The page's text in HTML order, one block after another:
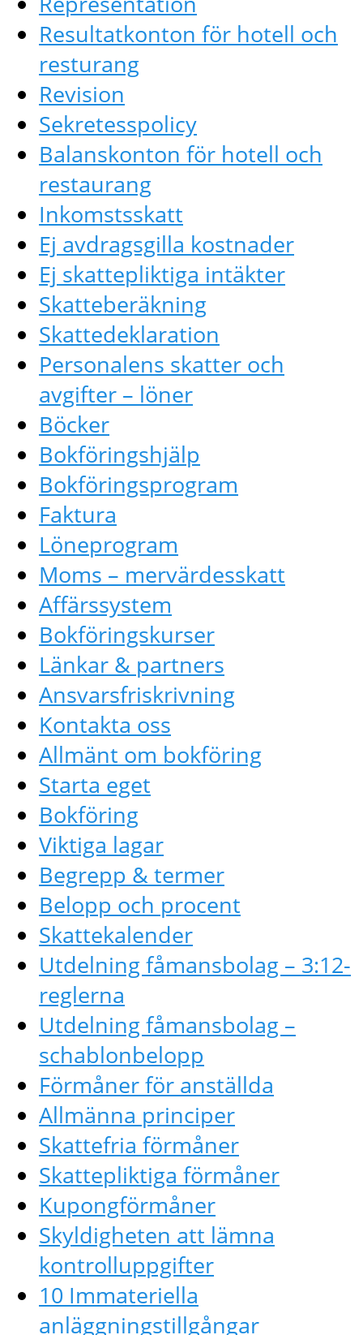
Resultatkonton för hotell och
resturang
Revision
Sekretesspolicy
Balanskonton för hotell och
restaurang
Inkomstsskatt
Ej avdragsgilla kostnader
Ej skattepliktiga intäkter
Skatteberäkning
Skattedeklaration
Personalens skatter och
avgifter – löner
Böcker
Bokföringshjälp
Bokföringsprogram
Faktura
Löneprogram
Moms – mervärdesskatt
Affärssystem
Bokföringskurser
Länkar & partners
Ansvarsfriskrivning
Kontakta oss
Allmänt om bokföring
Starta eget
Bokföring
Viktiga lagar
Begrepp & termer
Belopp och procent
Skattekalender
Utdelning fåmansbolag – 3:12-
reglerna
Utdelning fåmansbolag –
schablonbelopp
Förmåner för anställda
Allmänna principer
Skattefria förmåner
Skattepliktiga förmåner
Kupongförmåner
Skyldigheten att lämna
kontrolluppgifter
10 Immateriella
anläggningstillgångar